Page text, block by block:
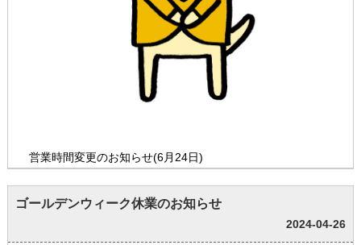
営業時間変更のお知らせ(6月24日)
ゴールデンウィーク休業のお知らせ
2024-04-26